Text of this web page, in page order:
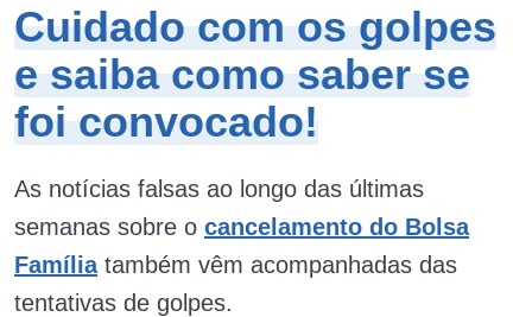
Cuidado com os golpes
e saiba como saber se
foi convocado!
As notícias falsas ao longo das últimas
semanas sobre o cancelamento do Bolsa
Família também vêm acompanhadas das
tentativas de golpes.